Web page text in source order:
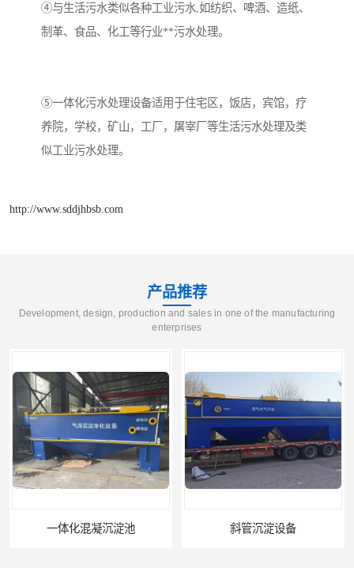
④与生活污水类似各种工业污水,如纺织、啤酒、造纸、
制革、食品、化工等行业**污水处理。
⑤一体化污水处理设备适用于住宅区，饭店，宾馆，疗
养院，学校，矿山，工厂，屠宰厂等生活污水处理及类
似工业污水处理。
http://www.sddjhbsb.com
产品推荐
Development, design, production and sales in one of the manufacturing
enterprises
一体化混凝沉淀池 斜管沉淀设备